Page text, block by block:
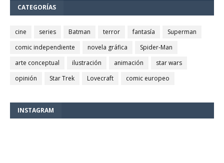
CATEGORÍAS
cine series Batman terror fantasía
Superman
comic independiente
novela gráfica
Spider-Man
arte conceptual
ilustración animación
star wars
opinión
Star Trek Lovecraft comic europeo
INSTAGRAM